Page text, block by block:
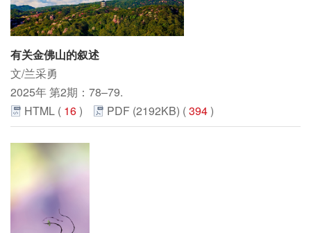
有关金佛山的叙述
文/兰采勇
2025年 第2期：78–79.
HTML ( 16) PDF (2192KB) (394)